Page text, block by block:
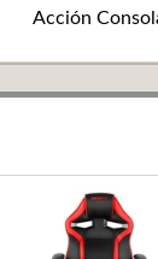
Acción